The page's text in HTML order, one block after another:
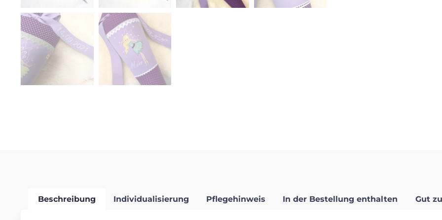
Beschreibung Individualisierung Pflegehinweis In der Bestellung enthalten Gut